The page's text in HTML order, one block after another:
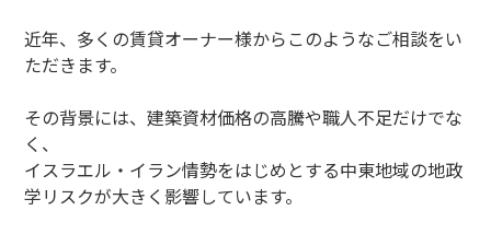
近年、多くの賃貸オーナー様からこのようなご相談をい
ただきます。
その背景には、建築資材価格の高騰や職人不足だけでな
く、
イスラエル・イラン情勢をはじめとする中東地域の地政
学リスクが大きく影響しています。